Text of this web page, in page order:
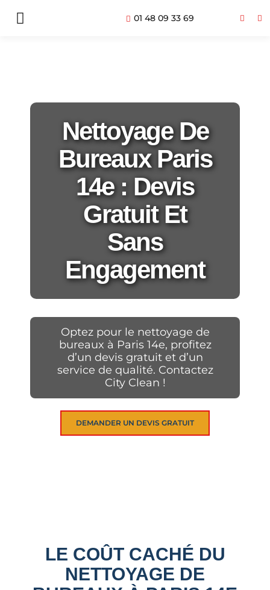
01 48 09 33 69
Nettoyage De
Bureaux Paris
14e : Devis
Gratuit Et
Sans
Engagement
Optez pour le nettoyage de
bureaux à Paris 14e, profitez
d’un devis gratuit et d’un
service de qualité. Contactez
City Clean !
DEMANDER UN DEVIS GRATUIT
LE COÛT CACHÉ DU
NETTOYAGE DE